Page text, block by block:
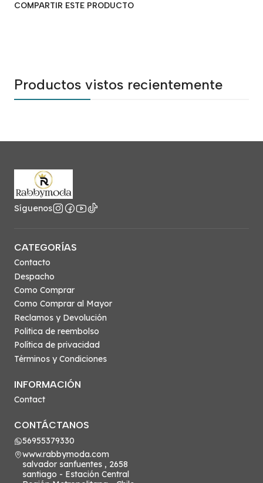
COMPARTIR ESTE PRODUCTO
Productos vistos recientemente
Síguenos
CATEGORÍAS
Contacto
Despacho
Como Comprar
Como Comprar al Mayor
Reclamos y Devolución
Politica de reembolso
Política de privacidad
Términos y Condiciones
INFORMACIÓN
Contact
CONTÁCTANOS
56955379330
www.rabbymoda.com
salvador sanfuentes , 2658
santiago - Estación Central